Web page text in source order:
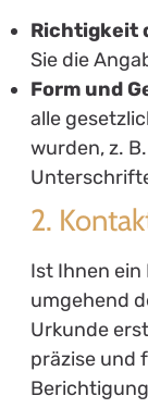
Richtigkeit
Sie die
Form und
alle
wurden, z.
2.
Ist Ihnen ein
umgehend
Urkunde
präzise und